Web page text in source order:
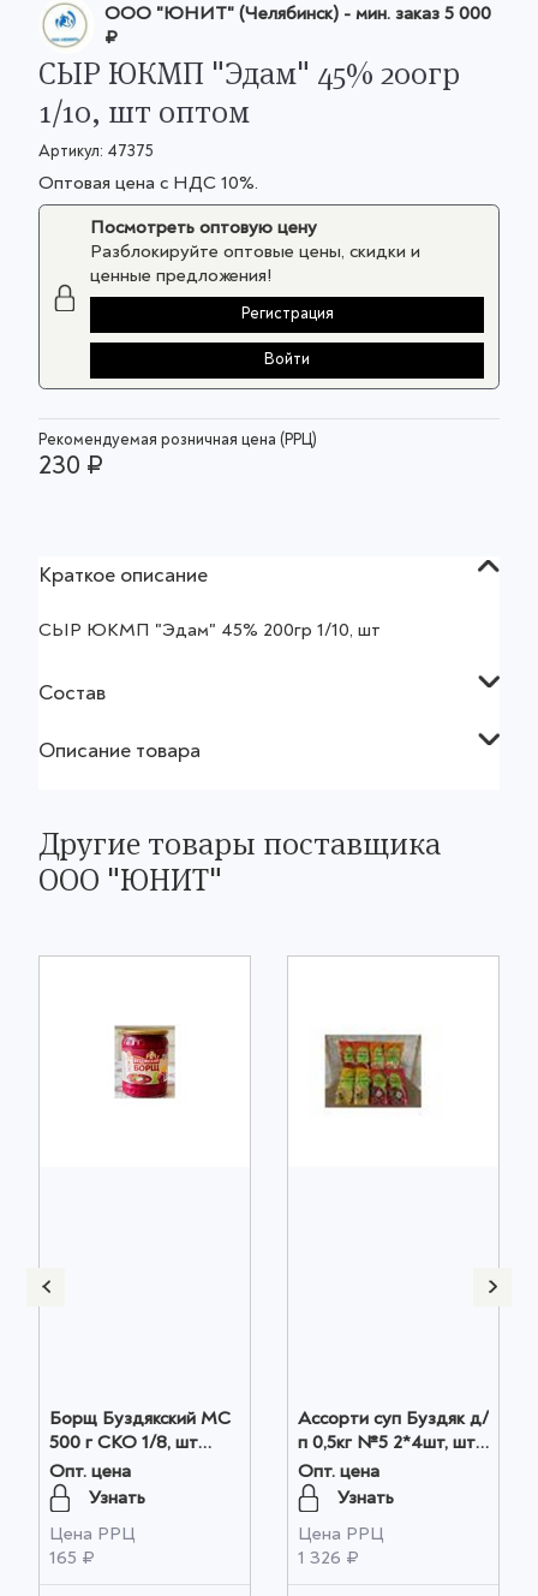
ООО "ЮНИТ" (Челябинск)- мин. заказ5 000
₽
СЫР ЮКМП "Эдам" 45% 200гр
1/10, шт оптом
Артикул: 47375
Оптовая цена с НДС 10%.
Посмотреть оптовую цену
Разблокируйте оптовые цены, скидки и
ценные предложения!
Регистрация
Войти
Рекомендуемая розничная цена (РРЦ)
230 ₽
Краткое описание
СЫР ЮКМП "Эдам" 45% 200гр 1/10, шт
Состав
Описание товара
Другие товары поставщика
ООО "ЮНИТ"
Борщ Буздякский МС
500 г СКО 1/8, шт
оптом
Опт. цена
Узнать
Цена РРЦ
165 ₽
Ассорти суп Буздяк д/
п 0,5кг №5 2*4шт, шт
оптом
Опт. цена
Узнать
Цена РРЦ
1 326 ₽